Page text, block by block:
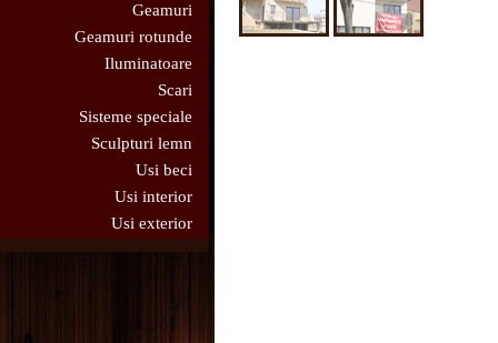
Geamuri
Geamuri rotunde
Iluminatoare
Scari
Sisteme speciale
Sculpturi lemn
Usi beci
Usi interior
Usi exterior